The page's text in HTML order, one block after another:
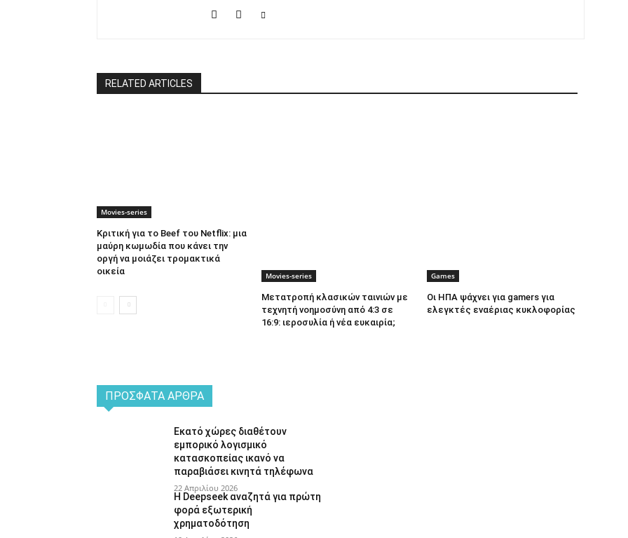
RELATED ARTICLES
Movies-series
Κριτική για το Beef του Netflix: μια
μαύρη κωμωδία που κάνει την
οργή να μοιάζει τρομακτικά
οικεία
Movies-series
Μετατροπή κλασικών ταινιών με
τεχνητή νοημοσύνη από 4:3 σε
16:9: ιεροσυλία ή νέα ευκαιρία;
Games
Οι ΗΠΑ ψάχνει για gamers για
ελεγκτές εναέριας κυκλοφορίας
ΠΡΌΣΦΑΤΑ ΆΡΘΡΑ
Εκατό χώρες διαθέτουν
εμπορικό λογισμικό
κατασκοπείας ικανό να
παραβιάσει κινητά τηλέφωνα
22 Απριλίου 2026
Η Deepseek αναζητά για πρώτη
φορά εξωτερική
χρηματοδότηση